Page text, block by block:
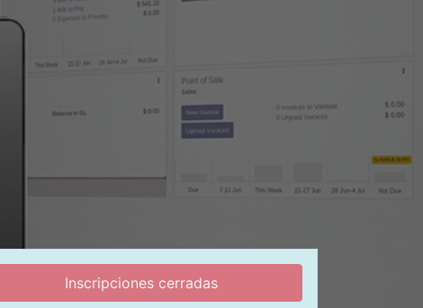
Inscripciones cerradas